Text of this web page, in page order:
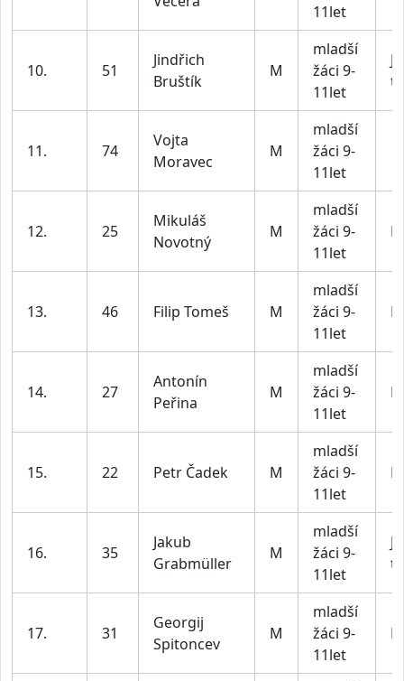
11let
10. 51
Jindřich
Bruštík
M
mladší
žáci 9-
11let
11. 74
Vojta
Moravec
M
mladší
žáci 9-
11let
12. 25
Mikuláš
Novotný
M
mladší
žáci 9-
11let
13. 46 Filip Tomeš M
mladší
žáci 9-
11let
14. 27
Antonín
Peřina
M
mladší
žáci 9-
11let
15. 22 Petr Čadek M
mladší
žáci 9-
11let
16. 35
Jakub
Grabmüller
M
mladší
žáci 9-
11let
17. 31
Georgij
Spitoncev
M
mladší
žáci 9-
11let